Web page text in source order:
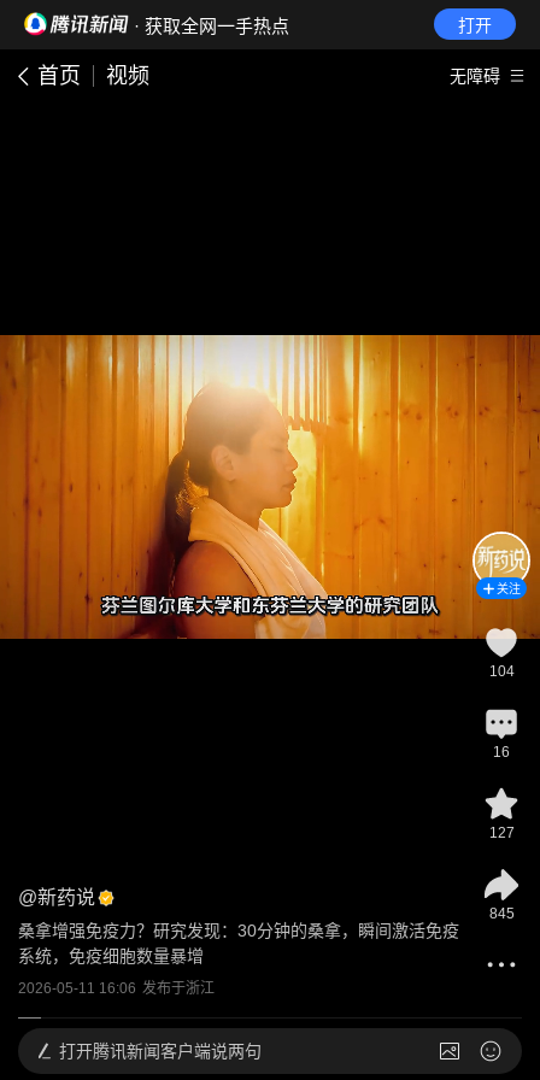
· 获取全网一手热点 打开
首页 视频 无障碍
@新药说
桑拿增强免疫力？研究发现：30分钟的桑拿，瞬间激活免疫
系统，免疫细胞数量暴增
2026-05-11 16:06 发布于浙江
关注
104
16
127
845
打开腾讯新闻客户端说两句